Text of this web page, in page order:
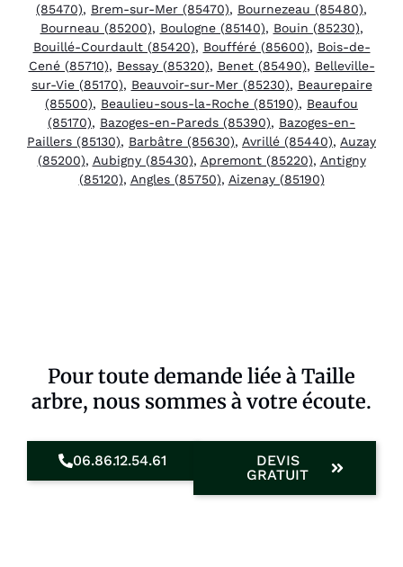
(85470), Brem-sur-Mer (85470), Bournezeau (85480),
Bourneau (85200), Boulogne (85140), Bouin (85230),
Bouillé-Courdault (85420), Boufféré (85600), Bois-de-
Cené (85710), Bessay (85320), Benet (85490), Belleville-
sur-Vie (85170), Beauvoir-sur-Mer (85230), Beaurepaire
(85500), Beaulieu-sous-la-Roche (85190), Beaufou
(85170), Bazoges-en-Pareds (85390), Bazoges-en-
Paillers (85130), Barbâtre (85630), Avrillé (85440), Auzay
(85200), Aubigny (85430), Apremont (85220), Antigny
(85120), Angles (85750), Aizenay (85190)
Pour toute demande liée à Taille
arbre, nous sommes à votre écoute.
06.86.12.54.61
DEVIS
GRATUIT